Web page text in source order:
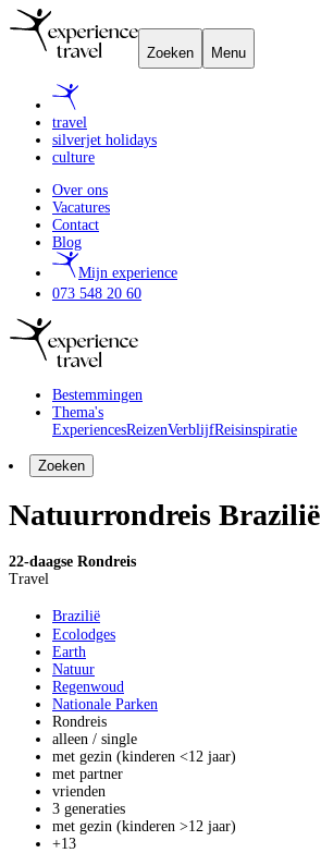
Zoeken Menu
travel
silverjet holidays
culture
Over ons
Vacatures
Contact
Blog
Mijn experience
073 548 20 60
Bestemmingen
Thema's
ExperiencesReizenVerblijfReisinspiratie
Zoeken
Natuurrondreis Brazilië
22-daagse Rondreis
Travel
Brazilië
Ecolodges
Earth
Natuur
Regenwoud
Nationale Parken
Rondreis
alleen / single
met gezin (kinderen <12 jaar)
met partner
vrienden
3 generaties
met gezin (kinderen >12 jaar)
+13